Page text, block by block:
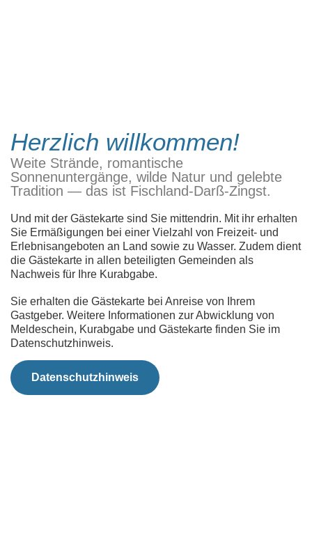
Herzlich willkommen!
Weite Strände, romantische
Sonnenuntergänge, wilde Natur und gelebte
Tradition — das ist Fischland-Darß-Zingst.
Und mit der Gästekarte sind Sie mittendrin. Mit ihr erhalten
Sie Ermäßigungen bei einer Vielzahl von Freizeit- und
Erlebnisangeboten an Land sowie zu Wasser. Zudem dient
die Gästekarte in allen beteiligten Gemeinden als
Nachweis für Ihre Kurabgabe.
Sie erhalten die Gästekarte bei Anreise von Ihrem
Gastgeber. Weitere Informationen zur Abwicklung von
Meldeschein, Kurabgabe und Gästekarte finden Sie im
Datenschutzhinweis.
Datenschutzhinweis